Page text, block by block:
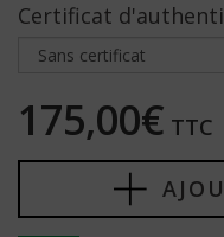
Certificat
175,00€ TTC